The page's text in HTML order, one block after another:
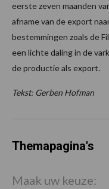
eerste zeven maanden
afname van de export
bestemmingen zoals de
een lichte daling in de
de productie als export.
Tekst: Gerben Hofman
Themapagina's
Maak uw keuze: